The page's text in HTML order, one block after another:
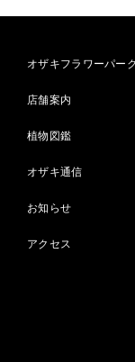
オザキフラワーパー
店舗案内
植物図鑑
オザキ通信
お知らせ
アクセス